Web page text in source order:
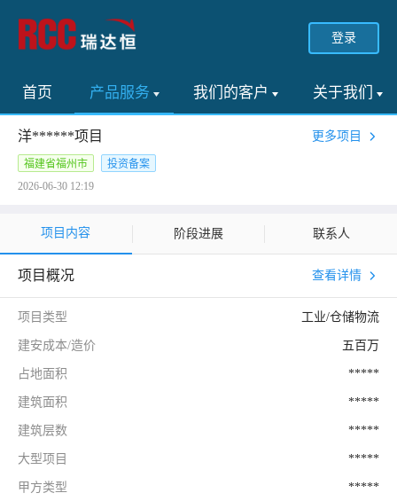
登录
首页 产品服务 我们的客户 关于我们
洋******项目 更多项目
福建省福州市
投资备案
2026-06-30 12:19
项目内容 阶段进展 联系人
项目概况 查看详情
项目类型 工业/仓储物流
建安成本/造价 五百万
占地面积 *****
建筑面积 *****
建筑层数 *****
大型项目 *****
甲方类型 *****